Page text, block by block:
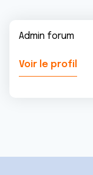
Admin forum
Voir le profil